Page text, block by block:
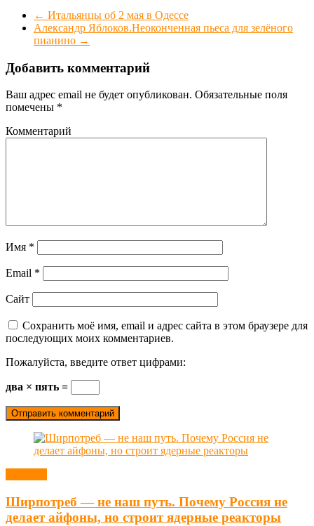
← Итальянцы об 2 мая в Одессе
Александр Яблоков.Неоконченная пьеса для зелёного
пианино →
Добавить комментарий
Ваш адрес email не будет опубликован. Обязательные поля
помечены *
Комментарий
Имя *
Email *
Сайт
Сохранить моё имя, email и адрес сайта в этом браузере для
последующих моих комментариев.
Пожалуйста, введите ответ цифрами:
два × пять =
Ширпотреб — не наш путь. Почему Россия не
делает айфоны, но строит ядерные реакторы